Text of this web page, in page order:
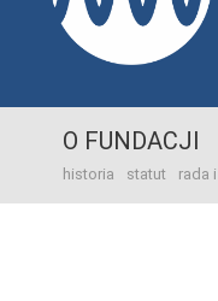
O FUNDACJI
historia statut rada i